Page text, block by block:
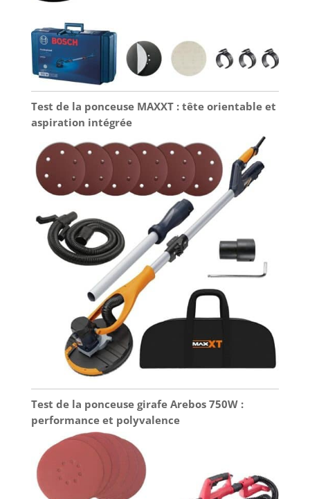
Test de la ponceuse MAXXT : tête orientable et
aspiration intégrée
Test de la ponceuse girafe Arebos 750W :
performance et polyvalence